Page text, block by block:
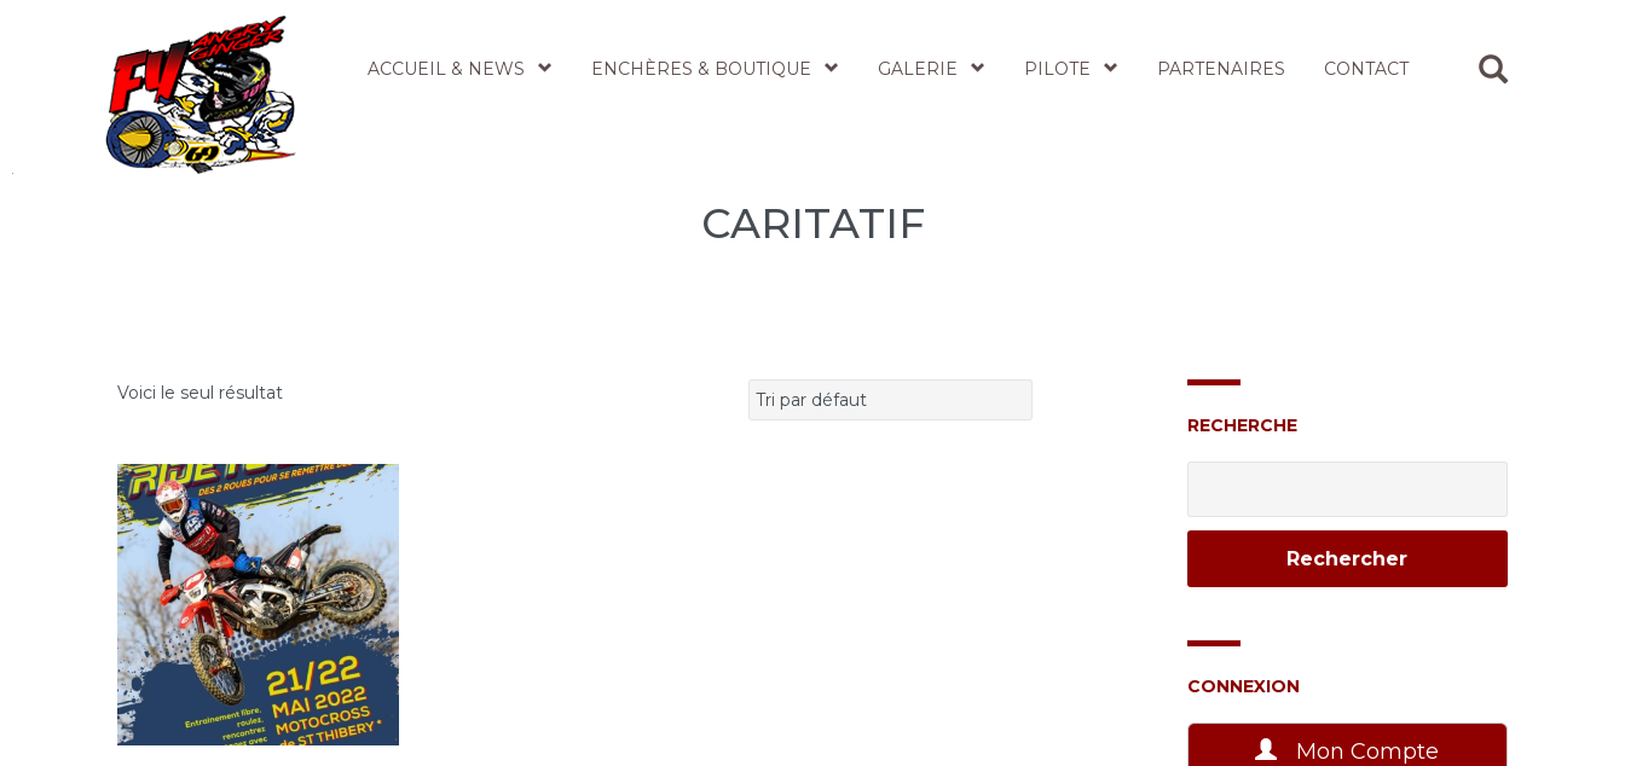
ACCUEIL & NEWS ENCHÈRES & BOUTIQUE GALERIE PILOTE PARTENAIRES CONTACT
CARITATIF
Voici le seul résultat
RECHERCHE
CONNEXION
Mon Compte